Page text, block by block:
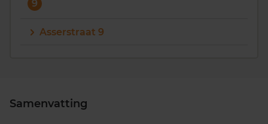
9
Asserstraat 9
Samenvatting